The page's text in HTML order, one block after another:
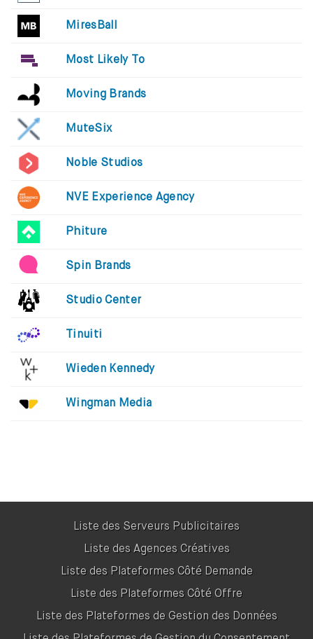
MiresBall
Most Likely To
Moving Brands
MuteSix
Noble Studios
NVE Experience Agency
Phiture
Spin Brands
Studio Center
Tinuiti
Wieden Kennedy
Wingman Media
Liste des Serveurs Publicitaires
Liste des Agences Créatives
Liste des Plateformes Côté Demande
Liste des Plateformes Côté Offre
Liste des Plateformes de Gestion des Données